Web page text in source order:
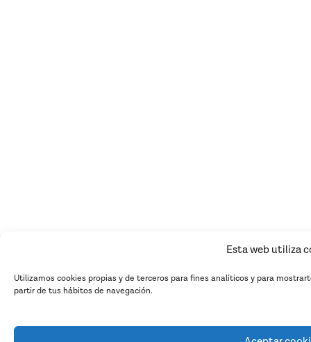
Esta web utiliza
Utilizamos cookies propias y de terceros para fines analíticos y para
partir de tus hábitos de navegación.